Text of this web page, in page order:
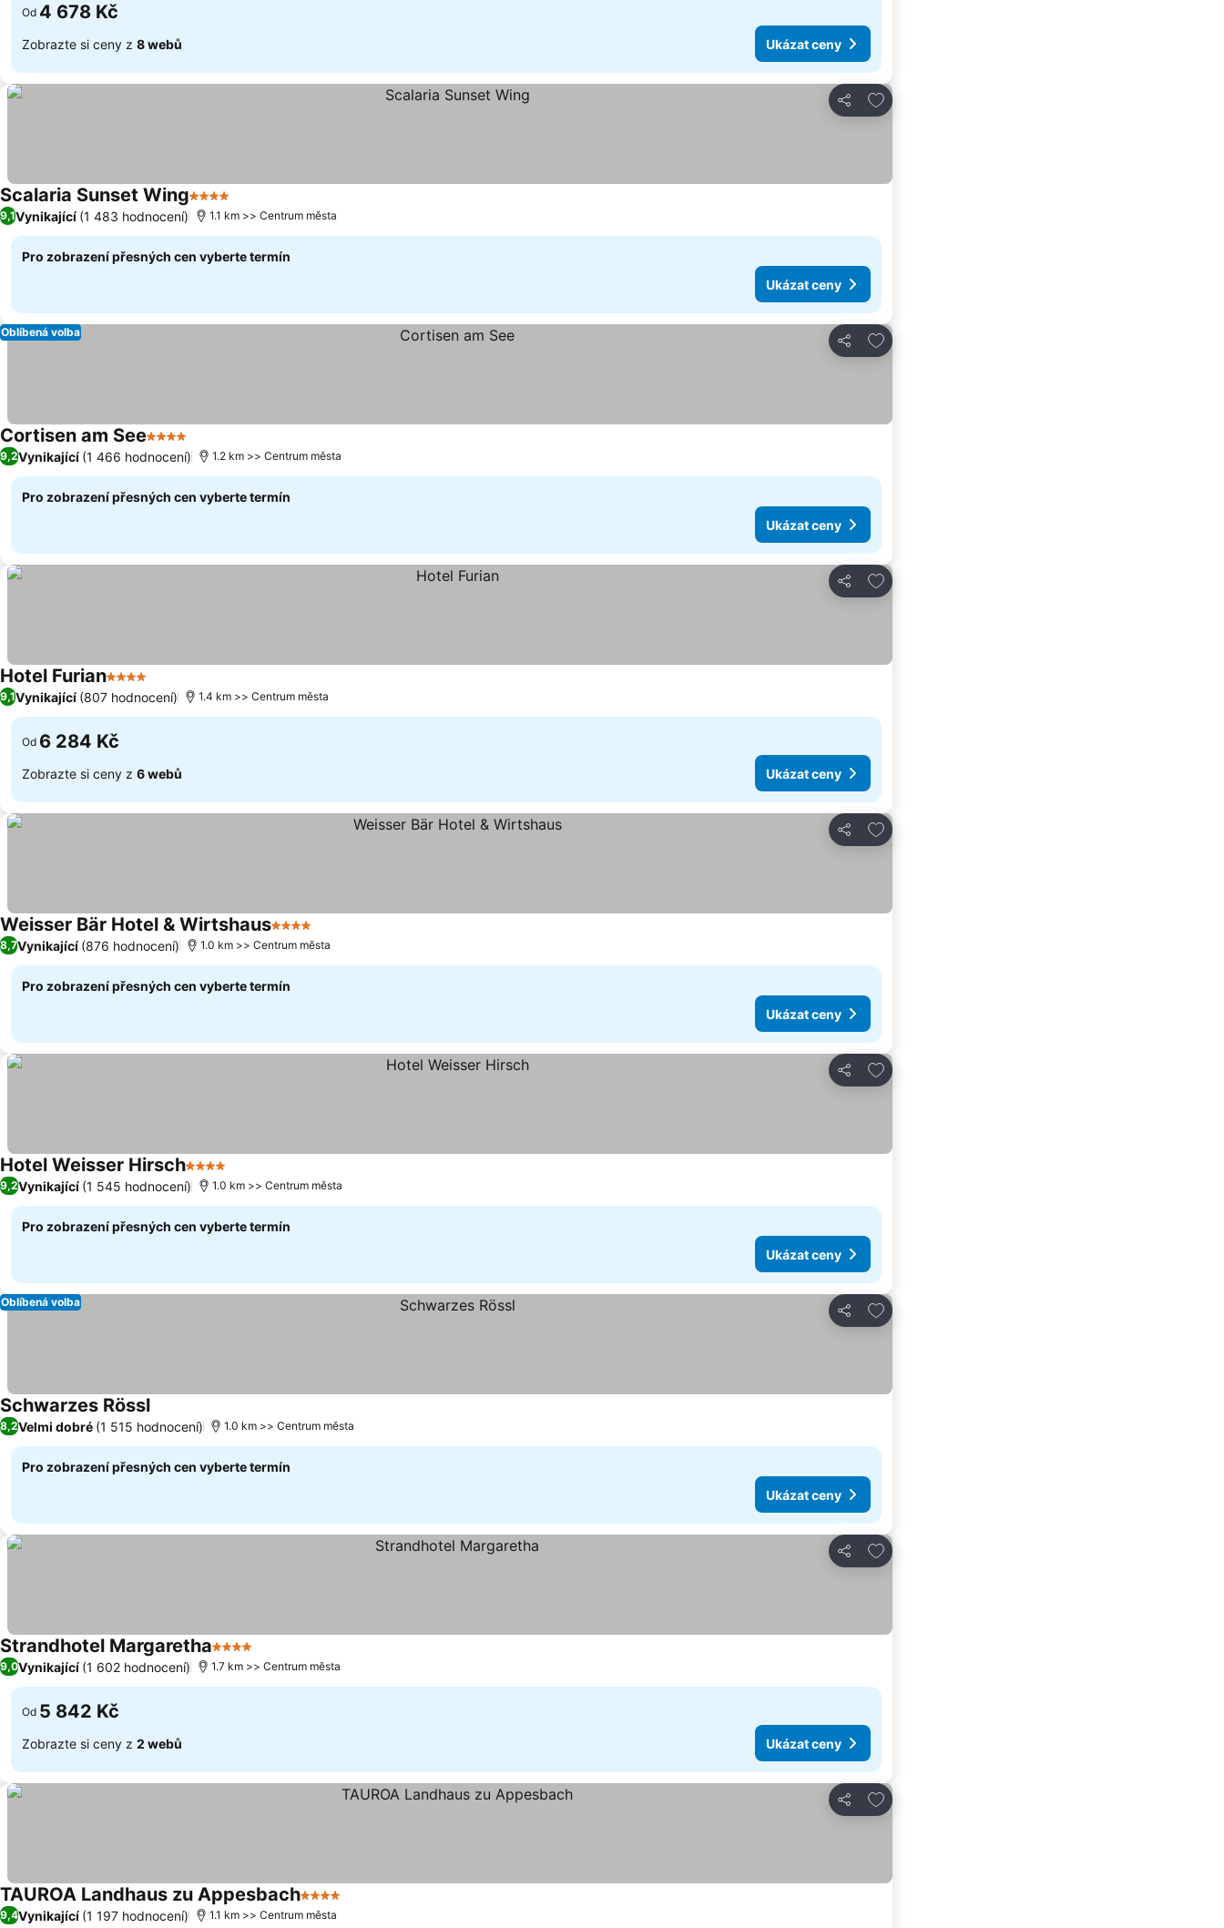
Od 4 678 Kč
Zobrazte si ceny z 8 webů Ukázat ceny
Sdílet
Přidat na seznam oblíbených hotelů
Scalaria Sunset Wing4 Počet hvězdiček
9,1Vynikající (1 483 hodnocení) 1.1 km >> Centrum města
Pro zobrazení přesných cen vyberte termín
Ukázat ceny
Sdílet
Přidat na seznam oblíbených hotelů
Oblíbená volba
Cortisen am See4 Počet hvězdiček
Ukázat ceny
9,2Vynikající (1 466 hodnocení) 1.2 km >> Centrum města
Pro zobrazení přesných cen vyberte termín
Ukázat ceny
Sdílet
Přidat na seznam oblíbených hotelů
Hotel Furian4 Počet hvězdiček
Ukázat ceny
9,1Vynikající (807 hodnocení) 1.4 km >> Centrum města
Od 6 284 Kč
Zobrazte si ceny z 6 webů Ukázat ceny
Sdílet
Přidat na seznam oblíbených hotelů
Weisser Bär Hotel & Wirtshaus4 Počet hvězdiček
8,7Vynikající (876 hodnocení) 1.0 km >> Centrum města
Pro zobrazení přesných cen vyberte termín
Ukázat ceny
Sdílet
Přidat na seznam oblíbených hotelů
Hotel Weisser Hirsch4 Počet hvězdiček
9,2Vynikající (1 545 hodnocení) 1.0 km >> Centrum města
Pro zobrazení přesných cen vyberte termín
Ukázat ceny
Sdílet
Přidat na seznam oblíbených hotelů
Oblíbená volba
Schwarzes RösslUkázat ceny
8,2Velmi dobré (1 515 hodnocení) 1.0 km >> Centrum města
Pro zobrazení přesných cen vyberte termín
Ukázat ceny
Sdílet
Přidat na seznam oblíbených hotelů
Strandhotel Margaretha4 Počet hvězdiček
9,0Vynikající (1 602 hodnocení) 1.7 km >> Centrum města
Od 5 842 Kč
Zobrazte si ceny z 2 webů Ukázat ceny
Sdílet
Přidat na seznam oblíbených hotelů
TAUROA Landhaus zu Appesbach4 Počet hvězdiček
9,4Vynikající (1 197 hodnocení) 1.1 km >> Centrum města